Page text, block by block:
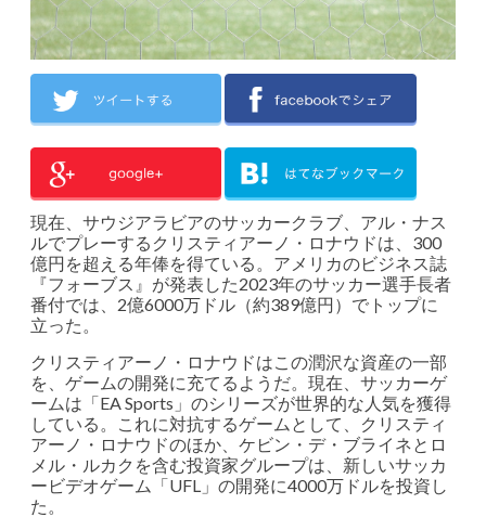
現在、サウジアラビアのサッカークラブ、アル・ナス
ルでプレーするクリスティアーノ・ロナウドは、300
億円を超える年俸を得ている。アメリカのビジネス誌
『フォーブス』が発表した2023年のサッカー選手長者
番付では、2億6000万ドル（約389億円）でトップに
立った。
クリスティアーノ・ロナウドはこの潤沢な資産の一部
を、ゲームの開発に充てるようだ。現在、サッカーゲ
ームは「EA Sports」のシリーズが世界的な人気を獲得
している。これに対抗するゲームとして、クリスティ
アーノ・ロナウドのほか、ケビン・デ・ブライネとロ
メル・ルカクを含む投資家グループは、新しいサッカ
ービデオゲーム「UFL」の開発に4000万ドルを投資し
た。